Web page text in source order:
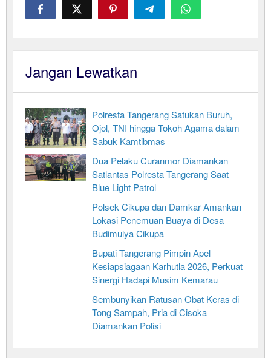
Jangan Lewatkan
Polresta Tangerang Satukan Buruh,
Ojol, TNI hingga Tokoh Agama dalam
Sabuk Kamtibmas
Dua Pelaku Curanmor Diamankan
Satlantas Polresta Tangerang Saat
Blue Light Patrol
Polsek Cikupa dan Damkar Amankan
Lokasi Penemuan Buaya di Desa
Budimulya Cikupa
Bupati Tangerang Pimpin Apel
Kesiapsiagaan Karhutla 2026, Perkuat
Sinergi Hadapi Musim Kemarau
Sembunyikan Ratusan Obat Keras di
Tong Sampah, Pria di Cisoka
Diamankan Polisi